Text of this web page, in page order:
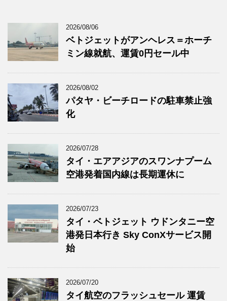
2026/08/06
ベトジェットがアンヘレス＝ホーチ
ミン線就航、運賃0円セール中
2026/08/02
パタヤ・ビーチロードの駐車禁止強
化
2026/07/28
タイ・エアアジアのスワンナプーム
空港発着国内線は長期運休に
2026/07/23
タイ・ベトジェット ウドンタニー空
港発日本行き Sky ConXサービス開
始
2026/07/20
タイ航空のフラッシュセール 運賃